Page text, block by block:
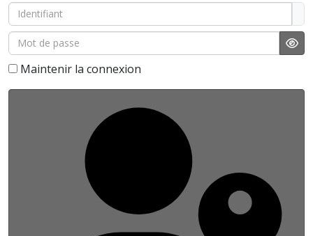
Identifiant
Mot de passe
Maintenir la connexion